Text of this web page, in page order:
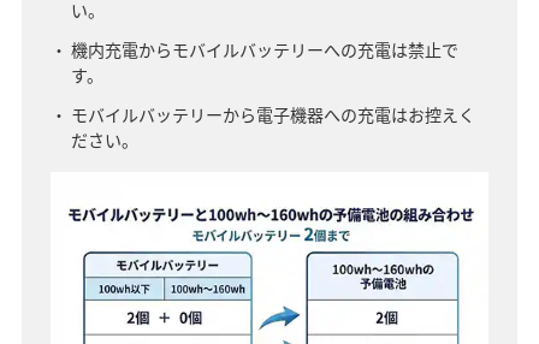
い。
機内充電からモバイルバッテリーへの充電は禁止で
す。
モバイルバッテリーから電子機器への充電はお控えく
ださい。